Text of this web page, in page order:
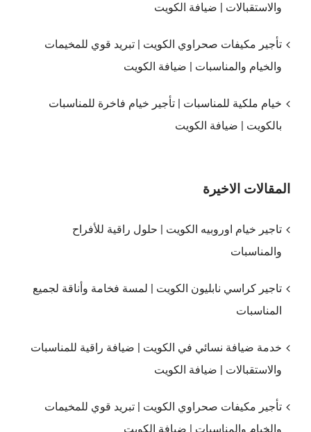
والاستقبالات | ضيافة الكويت
تأجير مكيفات صحراوي الكويت | تبريد قوي للمخيمات
والخيام والمناسبات | ضيافة الكويت
خيام ملكية للمناسبات | تأجير خيام فاخرة للمناسبات
بالكويت | ضيافة الكويت
المقالات الاخيرة
تاجير خيام اوروبيه الكويت | حلول راقية للأفراح
والمناسبات
تاجير كراسي نابليون الكويت | لمسة فخامة وأناقة لجميع
المناسبات
خدمة ضيافة نسائي في الكويت | ضيافة راقية للمناسبات
والاستقبالات | ضيافة الكويت
تأجير مكيفات صحراوي الكويت | تبريد قوي للمخيمات
والخيام والمناسبات | ضيافة الكويت